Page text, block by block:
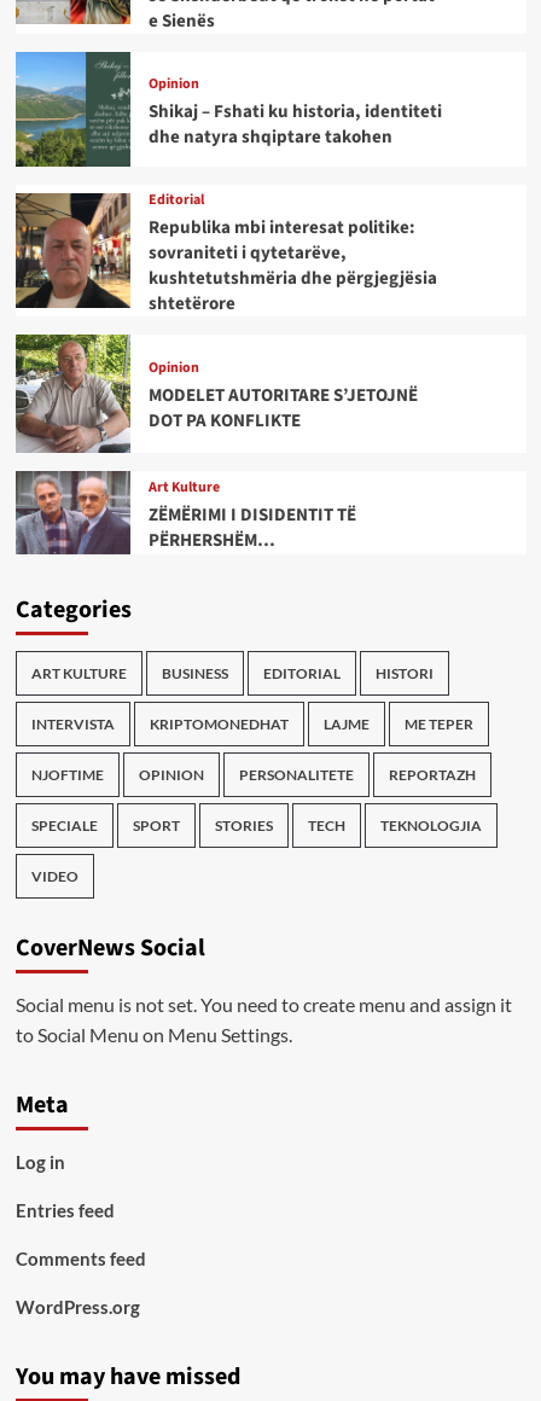
e Sienës
Opinion
Shikaj – Fshati ku historia, identiteti
dhe natyra shqiptare takohen
Editorial
Republika mbi interesat politike:
sovraniteti i qytetarëve,
kushtetutshmëria dhe përgjegjësia
shtetërore
Opinion
MODELET AUTORITARE S’JETOJNË
DOT PA KONFLIKTE
Art Kulture
ZËMËRIMI I DISIDENTIT TË
PËRHERSHËM…
Categories
ART KULTURE BUSINESS EDITORIAL HISTORI
INTERVISTA KRIPTOMONEDHAT LAJME ME TEPER
NJOFTIME OPINION PERSONALITETE REPORTAZH
SPECIALE SPORT STORIES TECH TEKNOLOGJIA
VIDEO
CoverNews Social
Social menu is not set. You need to create menu and assign it
to Social Menu on Menu Settings.
Meta
Log in
Entries feed
Comments feed
WordPress.org
You may have missed